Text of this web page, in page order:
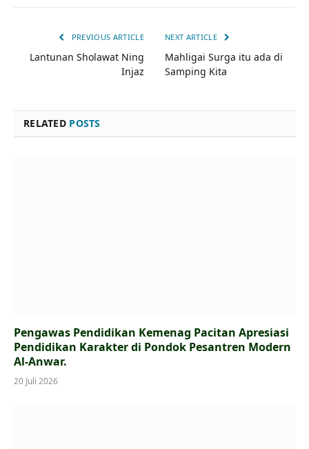
PREVIOUS ARTICLE
Lantunan Sholawat Ning
Injaz
NEXT ARTICLE
Mahligai Surga itu ada di
Samping Kita
RELATED POSTS
Pengawas Pendidikan Kemenag Pacitan Apresiasi
Pendidikan Karakter di Pondok Pesantren Modern
Al-Anwar.
20 Juli 2026